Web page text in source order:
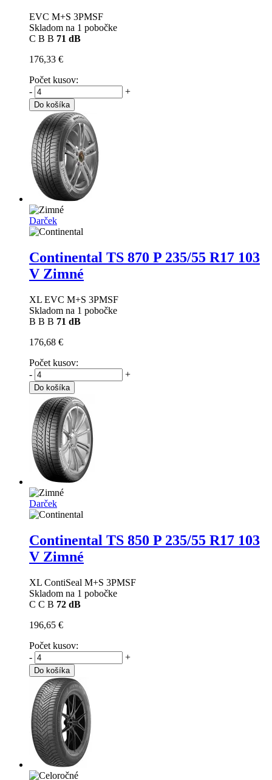
EVC M+S 3PMSF
Skladom na 1 pobočke
C B B 71 dB
176,33 €
Počet kusov:
-
+
Do košíka
Darček
Continental TS 870 P 235/55 R17 103
V Zimné
XL EVC M+S 3PMSF
Skladom na 1 pobočke
B B B 71 dB
176,68 €
Počet kusov:
-
+
Do košíka
Darček
Continental TS 850 P 235/55 R17 103
V Zimné
XL ContiSeal M+S 3PMSF
Skladom na 1 pobočke
C C B 72 dB
196,65 €
Počet kusov:
-
+
Do košíka